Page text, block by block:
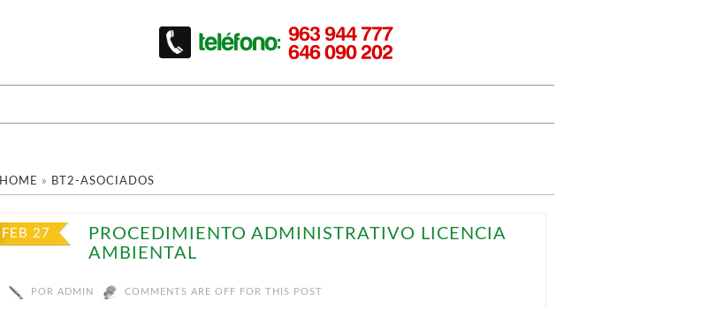
HOME » BT2-ASOCIADOS
FEB 27
PROCEDIMIENTO ADMINISTRATIVO LICENCIA
AMBIENTAL
PORADMIN COMMENTS ARE OFF FOR THIS POST